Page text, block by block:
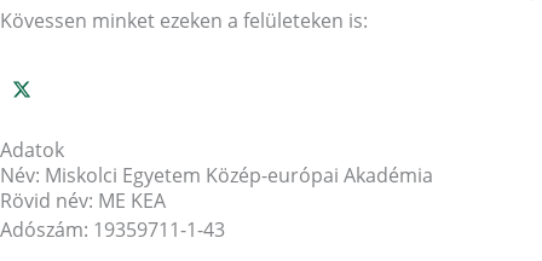
Kövessen minket ezeken a felületeken is:
Adatok
Név: Miskolci Egyetem Közép-európai Akadémia
Rövid név: ME KEA
Adószám: 19359711-1-43